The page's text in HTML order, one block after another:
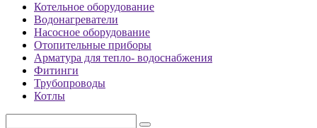
Котельное оборудование
Водонагреватели
Насосное оборудование
Отопительные приборы
Арматура для тепло- водоснабжения
Фитинги
Трубопроводы
Котлы